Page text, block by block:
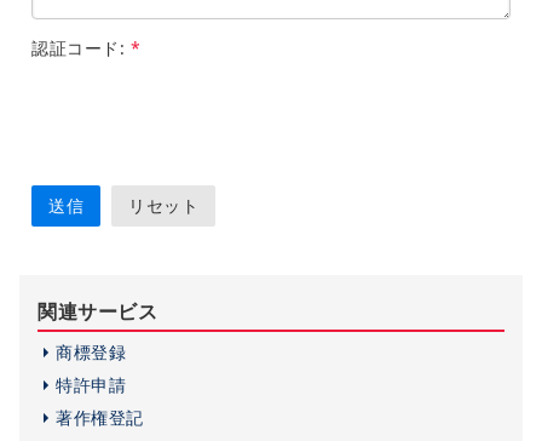
せ
ん
認証コード: *
関連サービス
商標登録
特許申請
著作権登記